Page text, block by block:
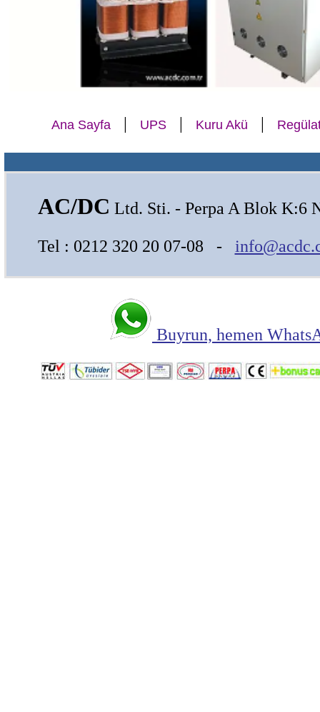
Ana Sayfa| UPS| Kuru Akü |
AC/DC Ltd. Sti. - Perpa A Blok K:6
Tel : 0212 320 20 07-08 -
Buyrun, hemen